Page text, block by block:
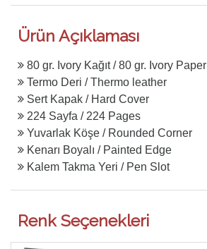
Ürün Açıklaması
80 gr. Ivory Kağıt / 80 gr. Ivory Paper
Termo Deri / Thermo leather
Sert Kapak / Hard Cover
224 Sayfa / 224 Pages
Yuvarlak Köşe / Rounded Corner
Kenarı Boyalı / Painted Edge
Kalem Takma Yeri / Pen Slot
Renk Seçenekleri